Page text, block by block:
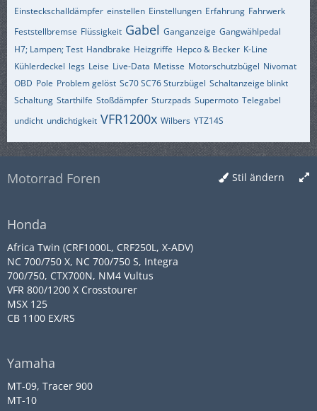
Einsteckschalldämpfer einstellen Einstellungen Erfahrung Fahrwerk
Feststellbremse Flüssigkeit Gabel Ganganzeige Gangwählpedal
H7; Lampen; Test Handbrake Heizgriffe Hepco & Becker K-Line
Kühlerdeckel legs Leise Live-Data Metisse Motorschutzbügel Nivomat
OBD Pole Problem gelöst Sc70 SC76 Sturzbügel Schaltanzeige blinkt
Schaltung Starthilfe Stoßdämpfer Sturzpads Supermoto Telegabel
undicht undichtigkeit VFR1200x Wilbers YTZ14S
Stil ändern
Motorrad Foren
Honda
Africa Twin (CRF1000L, CRF250L, X-ADV)
NC 700/750 X, NC 700/750 S, Integra
700/750, CTX700N, NM4 Vultus
VFR 800/1200 X Crosstourer
MSX 125
CB 1100 EX/RS
Yamaha
MT-09, Tracer 900
MT-10